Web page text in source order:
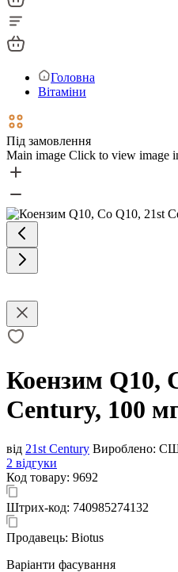
Головна
Вітаміни
Під замовлення
Main image Click to view image
Коензим Q10,
Century, 100
від 21st Century Вироблено:
2 відгуки
Код товару: 9692
Штрих-код: 740985274132
Продавець: Biotus
Варіанти фасування